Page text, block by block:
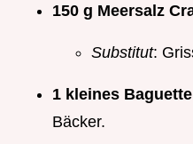
150 g Meersalz
Substitut:
1 kleines
Bäcker.